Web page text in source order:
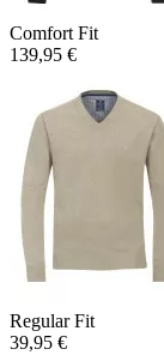
Comfort Fit
139,95 €
Regular Fit
39,95 €